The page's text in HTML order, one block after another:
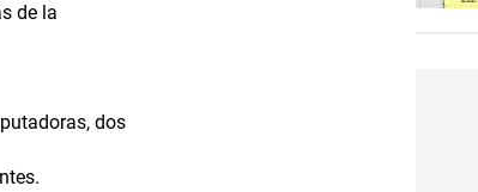
de la
dos